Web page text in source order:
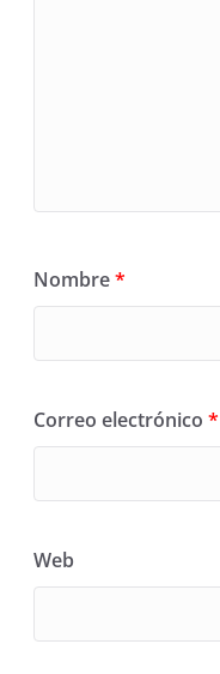
Nombre*
Correo electrónico*
Web